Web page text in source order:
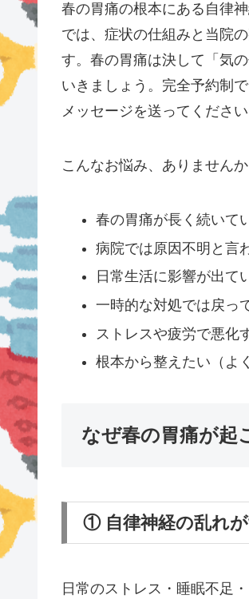
春の胃痛の根本にある自律
では、症状の仕組みと当院
す。春の胃痛は決して「気
いきましょう。完全予約制
メッセージを送ってください
こんなお悩み、ありませんか
春の胃痛が長く続いて
病院では原因不明と言
日常生活に影響が出て
一時的な対処では戻っ
ストレスや疲労で悪化
根本から整えたい（よ
なぜ春の胃痛が起
① 自律神経の乱れ
日常のストレス・睡眠不足